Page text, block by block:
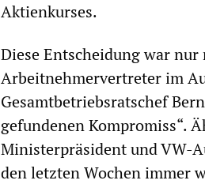
Aktienkurses.
Diese Entscheidung war
Arbeitnehmervertreter im
Gesamtbetriebsratschef
gefundenen Kompromiss“.
Ministerpräsident und VW-
den letzten Wochen immer